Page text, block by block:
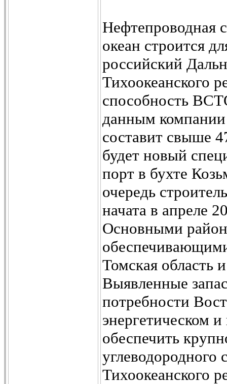
Нефтепроводная
океан строится
российский
Тихоокеанского
способность
данным
составит свыше
будет новый
порт в бухте
очередь
начата в апреле
Основными
Томская область
Выявленные
потребности
энергетическом
обеспечить
углеводородного
Тихоокеанского